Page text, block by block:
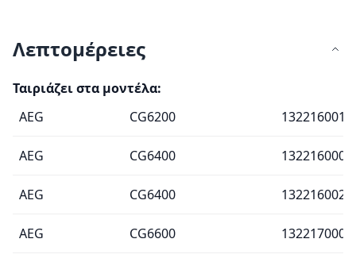
Λεπτομέρειες
Ταιριάζει στα μοντέλα:
AEG
CG6200 132216001
AEG CG6400 132216000
AEG CG6400 132216002
AEG CG6600 132217000